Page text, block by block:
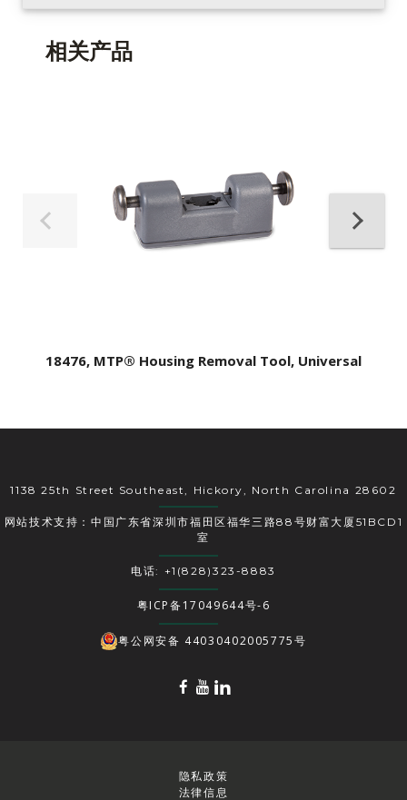
相关产品
18476, MTP® Housing Removal Tool, Universal
1138 25th Street Southeast, Hickory, North Carolina 28602
网站技术支持：中国广东省深圳市福田区福华三路88号财富大厦51BCD1
室
电话: +1(828)323-8883
粤ICP备17049644号-6
粤公网安备 44030402005775号
隐私政策
法律信息